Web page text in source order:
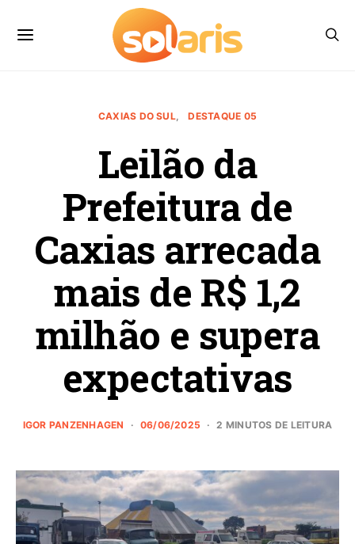
CAXIAS DO SUL DESTAQUE 05
Leilão da
Prefeitura de
Caxias arrecada
mais de R$ 1,2
milhão e supera
expectativas
IGOR PANZENHAGEN 06/06/2025 2 MINUTOS DE LEITURA